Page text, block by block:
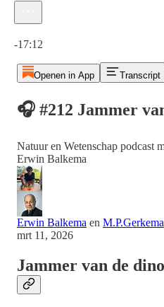
-17:12
Openen in App Transcript
🎧 #212 Jammer
Natuur en Wetenschap podcast
Erwin Balkema
Erwin Balkema en M.P.Gerkema
mrt 11, 2026
Jammer van de